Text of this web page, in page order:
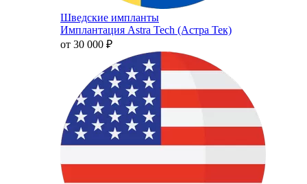
Шведские импланты
Имплантация Astra Tech (Астра Тек)
от 30 000 ₽